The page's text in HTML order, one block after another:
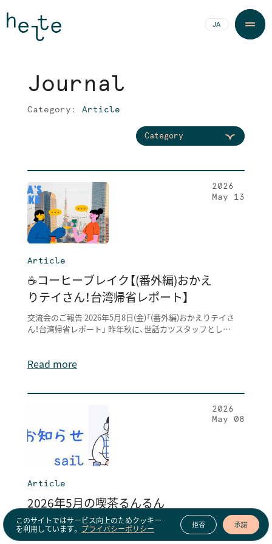
JA
Journal
Category: Article
Category
2026
May 13
Article
☕コーヒーブレイク【(番外編)おかえ
りテイさん！台湾帰省レポート】
交流会のご報告 2026年5月8日(金)「(番外編)おかえりテイさ
ん！台湾帰省レポート」 昨年秋に、世話カツスタッフとして
Read more
2026
May 08
Article
2026年5月の喫茶るんるん
交流会のご報告 2026年5月1日(金)「Sailの思い出、体験談を
大募集！」 お出かけ日和が続くゴールデンウィーク直前の、
このサイトではサービス向上のためクッキー
を利用しています。 プライバシーポリシー 拒否 承諾